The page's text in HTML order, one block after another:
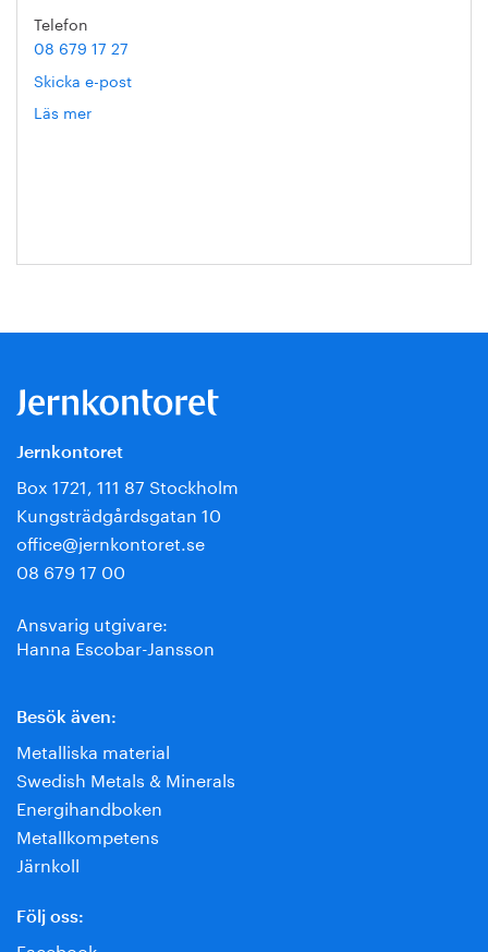
Telefon
08 679 17 27
Skicka e-post
Läs mer
Jernkontoret
Box 1721, 111 87 Stockholm
Kungsträdgårdsgatan 10
office@jernkontoret.se
08 679 17 00
Ansvarig utgivare:
Hanna Escobar-Jansson
Besök även:
Metalliska material
Swedish Metals & Minerals
Energihandboken
Metallkompetens
Järnkoll
Följ oss: